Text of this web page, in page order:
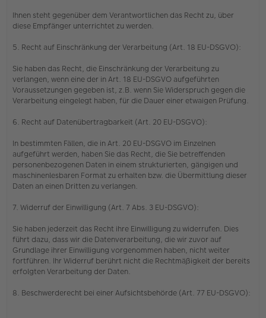
Ihnen steht gegenüber dem Verantwortlichen das Recht zu, über
diese Empfänger unterrichtet zu werden.
5. Recht auf Einschränkung der Verarbeitung (Art. 18 EU-DSGVO):
Sie haben das Recht, die Einschränkung der Verarbeitung zu
verlangen, wenn eine der in Art. 18 EU-DSGVO aufgeführten
Voraussetzungen gegeben ist, z.B. wenn Sie Widerspruch gegen die
Verarbeitung eingelegt haben, für die Dauer einer etwaigen Prüfung.
6. Recht auf Datenübertragbarkeit (Art. 20 EU-DSGVO):
In bestimmten Fällen, die in Art. 20 EU-DSGVO im Einzelnen
aufgeführt werden, haben Sie das Recht, die Sie betreffenden
personenbezogenen Daten in einem strukturierten, gängigen und
maschinenlesbaren Format zu erhalten bzw. die Übermittlung dieser
Daten an einen Dritten zu verlangen.
7. Widerruf der Einwilligung (Art. 7 Abs. 3 EU-DSGVO):
Sie haben jederzeit das Recht ihre Einwilligung zu widerrufen. Dies
führt dazu, dass wir die Datenverarbeitung, die wir zuvor auf
Grundlage ihrer Einwilligung vorgenommen haben, nicht weiter
fortführen. Ihr Widerruf berührt nicht die Rechtmäßigkeit der bereits
erfolgten Verarbeitung der Daten.
8. Beschwerderecht bei einer Aufsichtsbehörde (Art. 77 EU-DSGVO):